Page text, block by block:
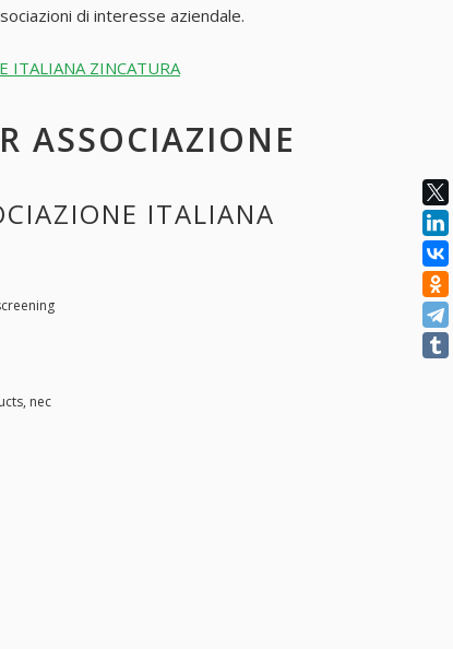
di interesse aziendale.
ZINCATURA
ASSOCIAZIONE
ITALIANA
nec